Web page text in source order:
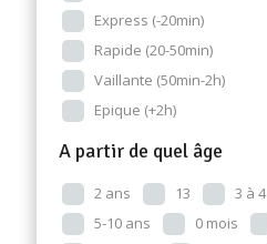
Express (-20min)
Rapide (20-50min)
Vaillante (50min-2h)
Epique (+2h)
A partir de quel âge
2 ans 13 3 à 4
5-10 ans
0 mois